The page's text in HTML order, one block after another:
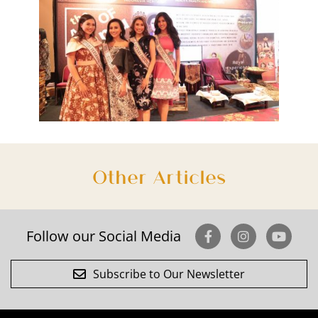
Other Articles
Follow our Social Media
Subscribe to Our Newsletter